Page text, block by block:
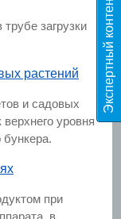
Э
к
с
п
е
р
т
н
ы
й
к
о
н
т
е
н
т
T
E
S
загрузки
растений
и садовых
уровня
бункера.
при